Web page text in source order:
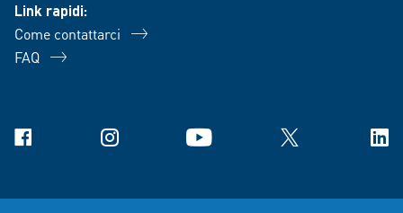
Link rapidi:
Come contattarci
FAQ
Facebook Instagram YouTube X